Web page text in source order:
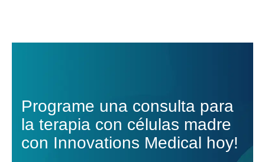
Programe una consulta para
la terapia con células madre
con Innovations Medical hoy!